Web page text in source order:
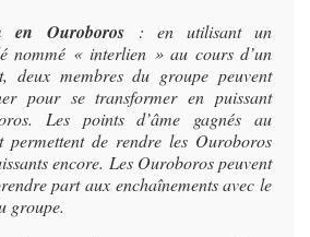
en Ouroboros : en utilisant un
nommé « interlien » au cours d’un
deux membres du groupe peuvent
pour se transformer en puissant
Les points d’âme gagnés au
permettent de rendre les Ouroboros
encore. Les Ouroboros peuvent
part aux enchaînements avec le
groupe.